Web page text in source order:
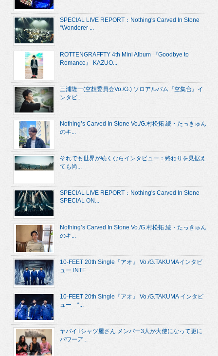
SPECIAL LIVE REPORT：Nothing's Carved In Stone
“Wonderer ...
ROTTENGRAFFTY 4th Mini Album 『Goodbye to
Romance』 KAZUO...
三浦隆一(空想委員会Vo./G.) ソロアルバム『空集合』イ
ンタビ...
Nothing’s Carved In Stone Vo./G.村松拓 続・たっきゅん
のキ...
それでも世界が続くならインタビュー：終わりを見据え
ても尚...
SPECIAL LIVE REPORT：Nothing's Carved In Stone
SPECIAL ON...
Nothing’s Carved In Stone Vo./G.村松拓 続・たっきゅん
のキ...
10-FEET 20th Single『アオ』 Vo./G.TAKUMAインタビ
ュー INTE...
10-FEET 20th Single『アオ』 Vo./G.TAKUMA インタビ
ュー “...
ヤバイTシャツ屋さん メンバー3人が大使になって更に
パワーア...